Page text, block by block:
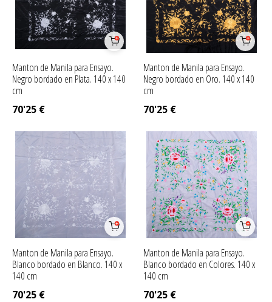
Manton de Manila para Ensayo.
Negro bordado en Plata. 140 x 140
cm
70'25 €
Manton de Manila para Ensayo.
Negro bordado en Oro. 140 x 140
cm
70'25 €
Manton de Manila para Ensayo.
Blanco bordado en Blanco. 140 x
140 cm
70'25 €
Manton de Manila para Ensayo.
Blanco bordado en Colores. 140 x
140 cm
70'25 €